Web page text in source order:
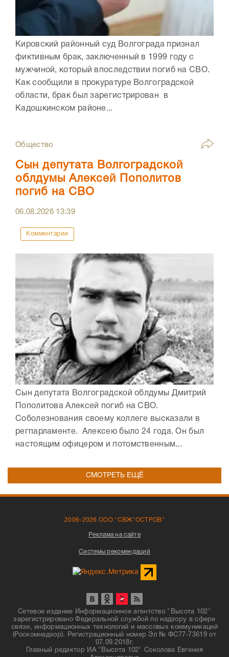
Кировский районный суд Волгограда признал
фиктивным брак, заключенный в 1999 году с
мужчиной, который впоследствии погиб на СВО.
Как сообщили в прокуратуре Волгоградской
области, брак был зарегистрирован в
Кадошкинском районе...
Общество
Сын депутата Волгоградской
облдумы Алексей Пополитов
погиб на СВО
06.08.2026 13:39
Комментарии
Сын депутата Волгоградской облдумы Дмитрий
Пополитова Алексей погиб на СВО.
Соболезнования своему коллеге высказали в
регпарламенте. Алексею было 24 года. Он был
настоящим офицером и потомственным...
СМОТРЕТЬ ЕЩЁ
2006-2026 ООО "СВЖ"ОСТРОВ"
Реклама на сайте
Системы рекомендаций
Сетевое издание Информационное агентство "Высота 102"
зарегистрировано Федеральной службой по надзору в сфере
связи, информационных технологий и массовых коммуникаций
(Роскомнадзор). Регистрационный номер Эл № ФС77-73619 от
07.09.2018г.
Главный редактор ИА "Высота 102" Соколова Евгения